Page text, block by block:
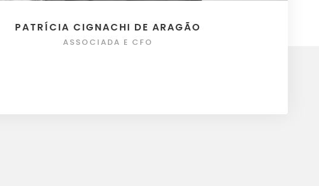
PATRÍCIA CIGNACHI DE ARAGÃO
ASSOCIADA E CFO